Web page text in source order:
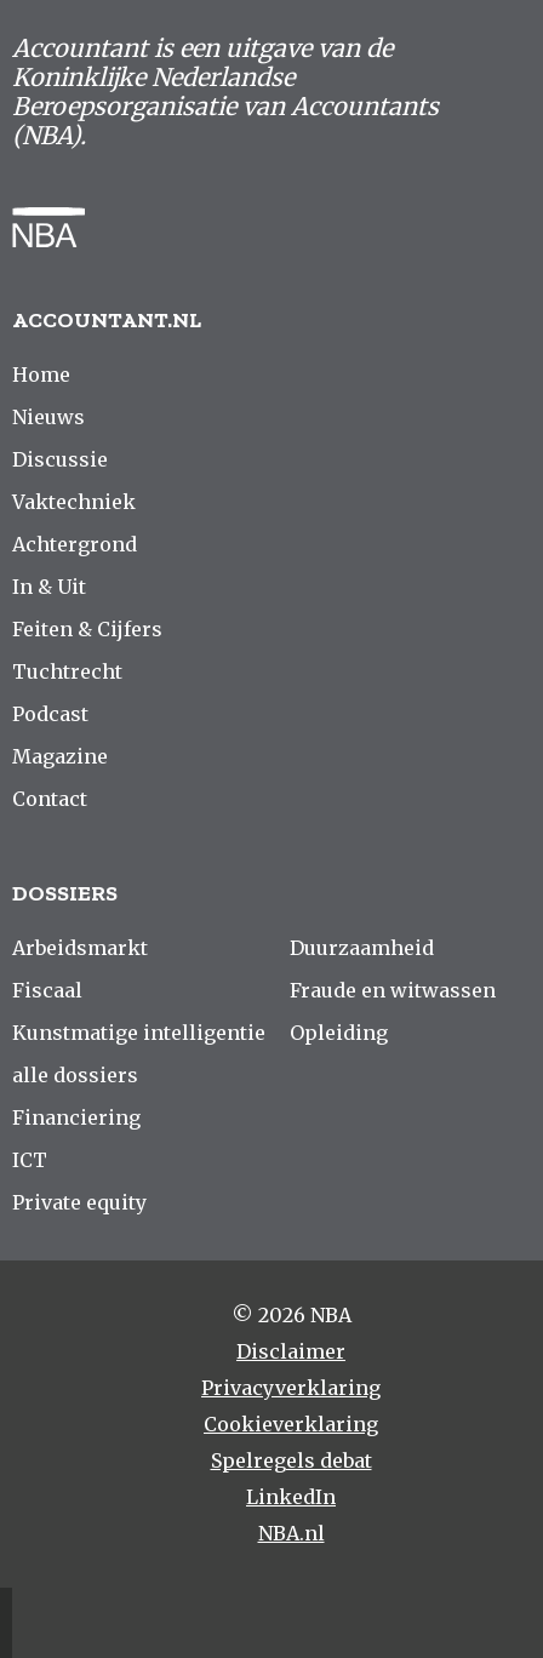
Accountant is een uitgave van de
Koninklijke Nederlandse
Beroepsorganisatie van Accountants
(NBA).
ACCOUNTANT.NL
Home
Nieuws
Discussie
Vaktechniek
Achtergrond
In & Uit
Feiten & Cijfers
Tuchtrecht
Podcast
Magazine
Contact
DOSSIERS
Arbeidsmarkt
Fiscaal
Kunstmatige intelligentie
alle dossiers
Duurzaamheid
Fraude en witwassen
Opleiding
Financiering
ICT
Private equity
© 2026 NBA
Disclaimer
Privacyverklaring
Cookieverklaring
Spelregels debat
LinkedIn
NBA.nl